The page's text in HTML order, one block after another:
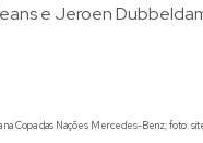
e Jeroen
na Copa das Nações Mercedes-Benz; foto: